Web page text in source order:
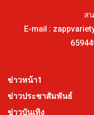
ส
E-mail :
ข่าวหน้า1
ข่าวประชาสัมพันธ์
ข่าวบันเทิง